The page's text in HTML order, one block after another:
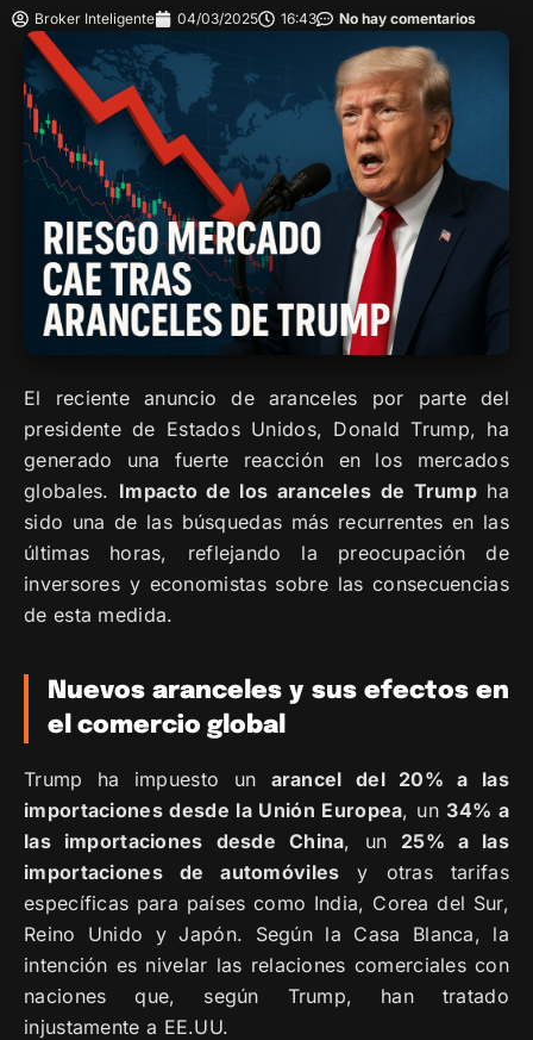
Broker Inteligente 04/03/2025 16:43 No hay comentarios
El reciente anuncio de aranceles por parte del
presidente de Estados Unidos, Donald Trump, ha
generado una fuerte reacción en los mercados
globales. Impacto de los aranceles de Trump ha
sido una de las búsquedas más recurrentes en las
últimas horas, reflejando la preocupación de
inversores y economistas sobre las consecuencias
de esta medida.
Nuevos aranceles y sus efectos en
el comercio global
Trump ha impuesto un arancel del 20% a las
importaciones desde la Unión Europea, un 34% a
las importaciones desde China, un 25% a las
importaciones de automóviles y otras tarifas
específicas para países como India, Corea del Sur,
Reino Unido y Japón. Según la Casa Blanca, la
intención es nivelar las relaciones comerciales con
naciones que, según Trump, han tratado
injustamente a EE.UU.